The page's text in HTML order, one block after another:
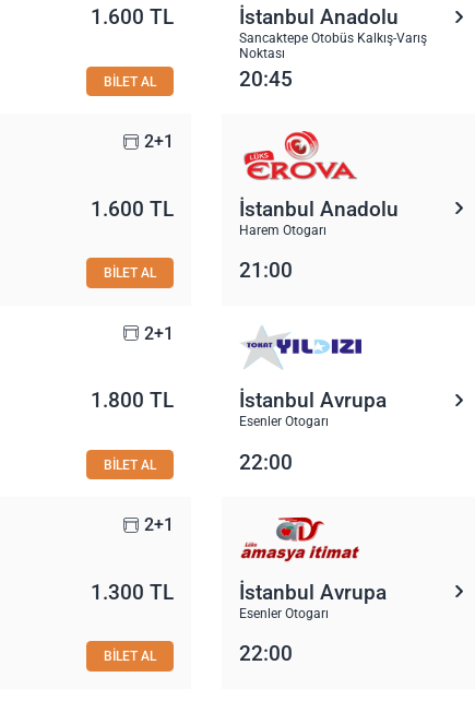
1.600 TL
BİLET AL
İstanbul Anadolu
Sancaktepe Otobüs Kalkış-Varış
Noktası
20:45
2+1
1.600 TL
BİLET AL
İstanbul Anadolu
Harem Otogarı
21:00
2+1
1.800 TL
BİLET AL
İstanbul Avrupa
Esenler Otogarı
22:00
2+1
1.300 TL
BİLET AL
İstanbul Avrupa
Esenler Otogarı
22:00